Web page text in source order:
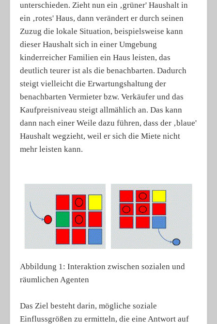
unterschieden. Zieht nun ein ‚grüner' Haushalt in
ein ‚rotes' Haus, dann verändert er durch seinen
Zuzug die lokale Situation, beispielsweise kann
dieser Haushalt sich in einer Umgebung
kinderreicher Familien ein Haus leisten, das
deutlich teurer ist als die benachbarten. Dadurch
steigt vielleicht die Erwartungshaltung der
benachbarten Vermieter bzw. Verkäufer und das
Kaufpreisniveau steigt allmählich an. Das kann
dann nach einer Weile dazu führen, dass der ‚blaue'
Haushalt wegzieht, weil er sich die Miete nicht
mehr leisten kann.
Abbildung 1: Interaktion zwischen sozialen und
räumlichen Agenten
Das Ziel besteht darin, mögliche soziale
Einflussgrößen zu ermitteln, die eine Antwort auf